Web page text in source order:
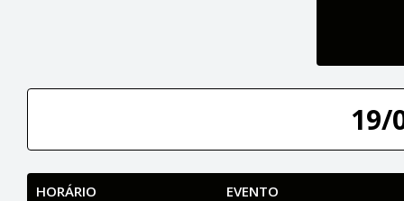
19/
HORÁRIO EVENTO